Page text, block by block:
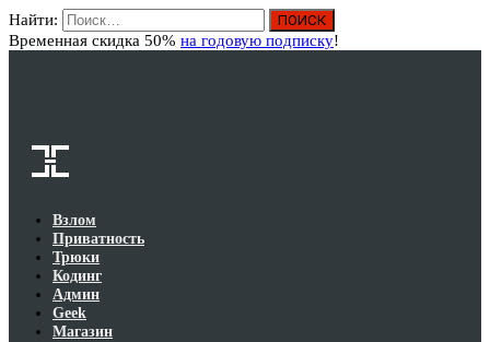
Найти:
Временная скидка 50% на годовую подписку!
Взлом
Приватность
Трюки
Кодинг
Админ
Geek
Магазин